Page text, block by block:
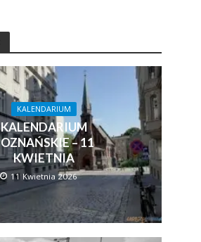
KALENDARIUM
KALENDARIUM
– 11
KWIETNIA
11 Kwietnia 2026